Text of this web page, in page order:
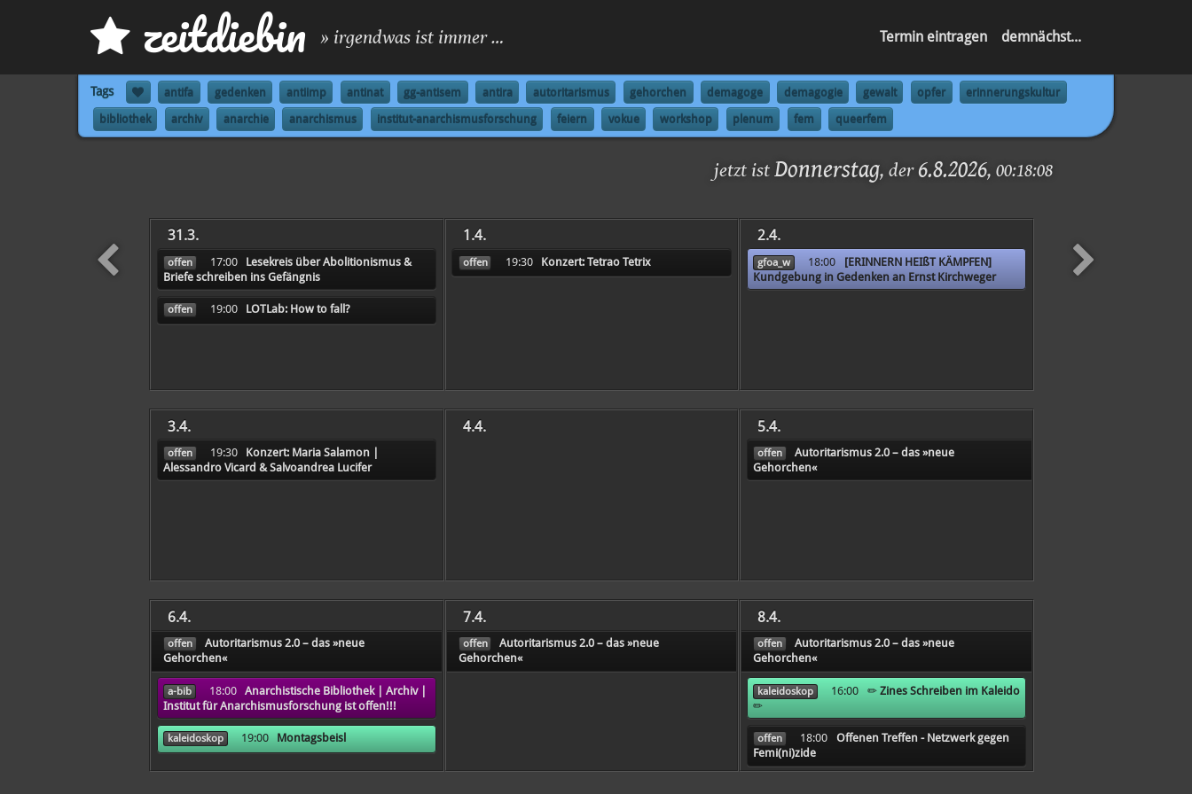
zeitdiebin » irgendwas ist immer … Termin eintragen demnächst...
Tags antifa gedenken antiimp antinat gg-antisem antira autoritarismus gehorchen demagoge demagogie gewalt opfer erinnerungskultur
bibliothek archiv anarchie anarchismus institut-anarchismusforschung feiern vokue workshop plenum fem queerfem
jetzt istDonnerstag, der6.8.2026,00:18:09
früher
31.3.
offen 17:00
Lesekreis über Abolitionismus &
Briefe schreiben ins Gefängnis
offen 19:00 LOTLab: How to fall?
1.4.
offen 19:30 Konzert: Tetrao Tetrix
2.4.
gfoa_w 18:00
[ERINNERN HEIßT KÄMPFEN]
Kundgebung in Gedenken an Ernst Kirchweger
3.4.
offen 19:30
Konzert: Maria Salamon |
Alessandro Vicard & Salvoandrea Lucifer
4.4. 5.4.
offen
Autoritarismus 2.0 – das »neue
Gehorchen«
6.4.
offen
Autoritarismus 2.0 – das »neue
Gehorchen«
a-bib 18:00
Anarchistische Bibliothek | Archiv |
Institut für Anarchismusforschung ist offen!!!
kaleidoskop 19:00 Montagsbeisl
7.4.
offen
Autoritarismus 2.0 – das »neue
Gehorchen«
8.4.
offen
Autoritarismus 2.0 – das »neue
Gehorchen«
kaleidoskop 16:00
✏️ Zines Schreiben im Kaleido
✏️
offen 18:00
Offenen Treffen - Netzwerk gegen
Femi(ni)zide